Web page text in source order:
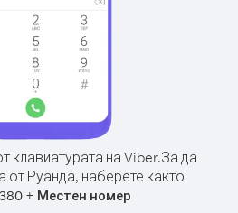
клавиатурата на Viber.За да
от Руанда, наберете както
380 + Местен номер